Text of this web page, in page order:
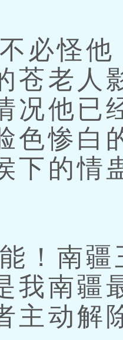
必怪他
苍老人
况他已
色惨白
下的情
！南疆
我南疆
主动解